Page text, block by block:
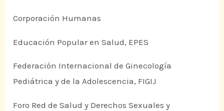
Corporación Humanas
Educación Popular en Salud, EPES
Federación Internacional de Ginecología
Pediátrica y de la Adolescencia, FIGIJ
Foro Red de Salud y Derechos Sexuales y